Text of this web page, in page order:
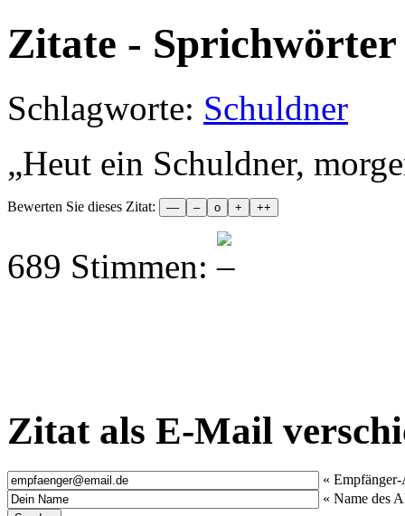
Zitate -
Schlagworte: Schuldner
„Heut ein Schuldner,
Bewerten Sie dieses Zitat:
689 Stimmen:
Zitat als E-Mail
« Empfänger-
« Name des